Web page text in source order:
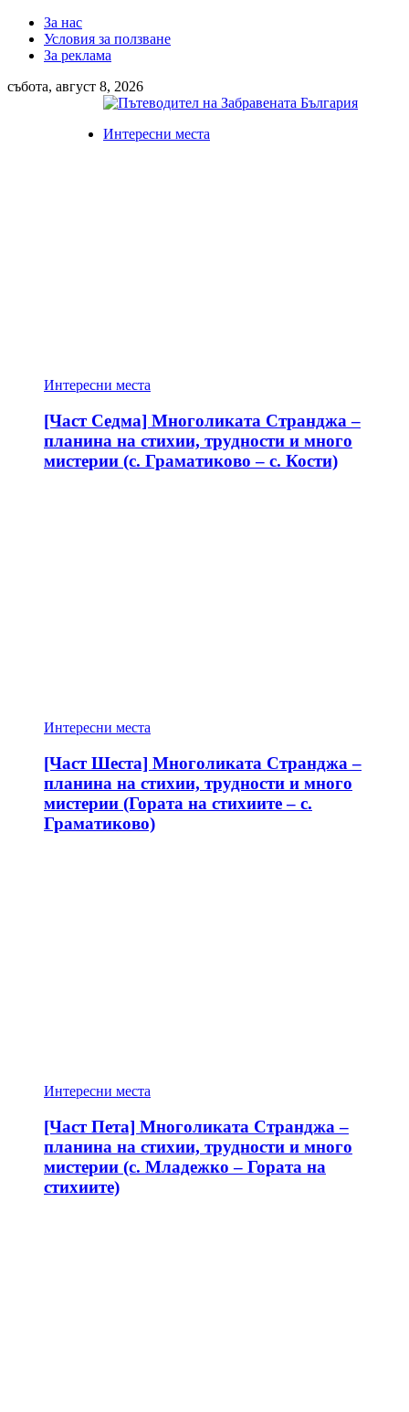
За нас
Условия за ползване
За реклама
събота, август 8, 2026
Интересни места
Интересни места
[Част Седма] Многоликата Странджа –
планина на стихии, трудности и много
мистерии (с. Граматиково – с. Кости)
Интересни места
[Част Шеста] Многоликата Странджа –
планина на стихии, трудности и много
мистерии (Гората на стихиите – с.
Граматиково)
Интересни места
[Част Пета] Многоликата Странджа –
планина на стихии, трудности и много
мистерии (с. Младежко – Гората на
стихиите)